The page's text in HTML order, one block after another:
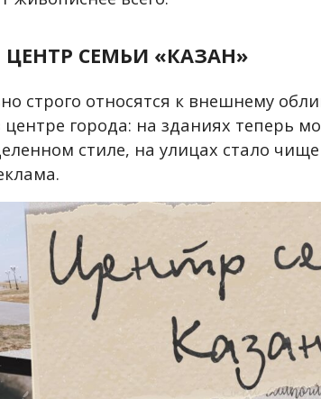
ЦЕНТР СЕМЬИ «‎КАЗАН»
строго относятся к внешнему
города: на зданиях теперь
стиле, на улицах стало чище